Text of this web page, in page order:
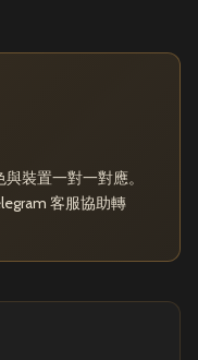
裝置一對一對應。
客服協助轉